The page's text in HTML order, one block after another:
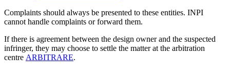
Complaints should always be presented to these entities. INPI
cannot handle complaints or forward them.
If there is agreement between the design owner and the suspected
infringer, they may choose to settle the matter at the arbitration
centre ARBITRARE.